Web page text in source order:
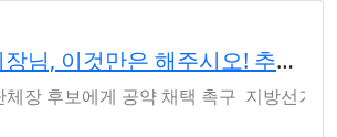
[지방선거] 시장님, 이것만은 해주시오! 추진해야 할 Best 40개 정책 발표
체장 후보에게 공약 채택 촉구 지방선거